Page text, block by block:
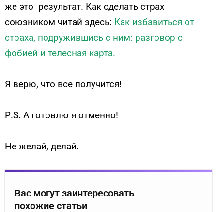
же это результат. Как сделать страх
союзником читай здесь: Как избавиться от
страха, подружившись с ним: разговор с
фобией и телесная карта.
Я верю, что все получится!
Р.S. А готовлю я отменно!
Не желай, делай.
Вас могут заинтересовать
похожие статьи